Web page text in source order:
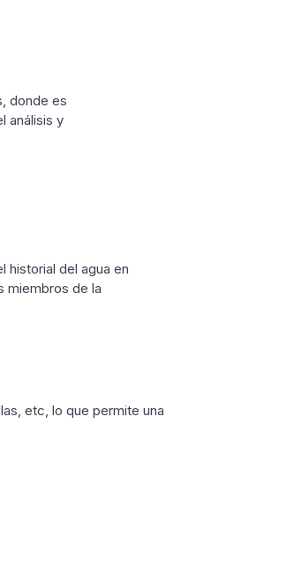
donde es
análisis y
historial del agua en
miembros de la
etc, lo que permite una